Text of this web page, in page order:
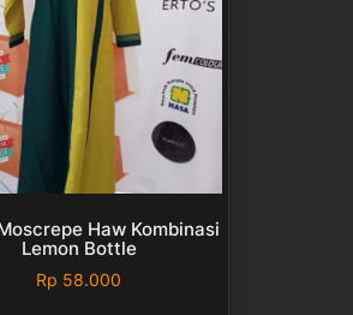
Haw Kombinasi
Lemon Bottle
Rp 58.000